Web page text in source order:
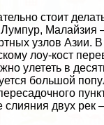
стоит
Малайзия
узлов Азии.
лоу-кост
улететь в
большой
двух рек